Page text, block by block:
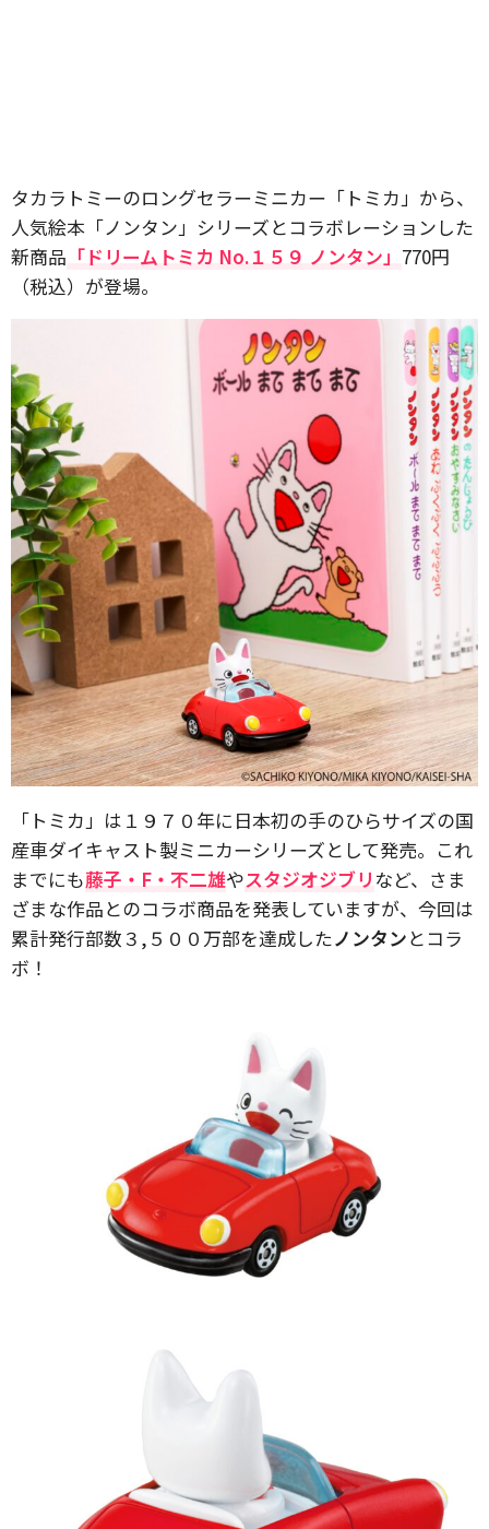
タカラトミーのロングセラーミニカー「トミカ」から、
人気絵本「ノンタン」シリーズとコラボレーションした
新商品 「ドリームトミカ No.１５９ ノンタン」 770円
（税込）が登場。
「トミカ」は１９７０年に日本初の手のひらサイズの国
産車ダイキャスト製ミニカーシリーズとして発売。これ
までにも藤子・F・不二雄やスタジオジブリ など、さま
ざまな作品とのコラボ商品を発表していますが、今回は
累計発行部数３,５００万部を達成したノンタンとコラ
ボ！